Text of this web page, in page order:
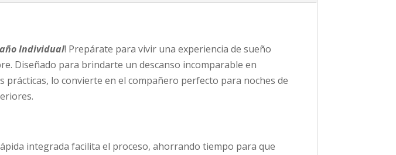
Individual! Prepárate para vivir una experiencia de sueño
Diseñado para brindarte un descanso incomparable en
lo convierte en el compañero perfecto para noches de
integrada facilita el proceso, ahorrando tiempo para que